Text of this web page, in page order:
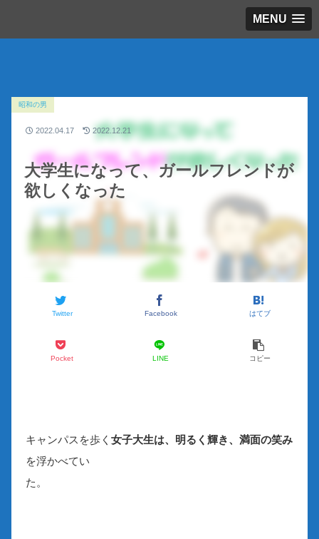
MENU
大学生になって、ガールフレンドが
欲しくなった
昭和の男
Twitter Facebook はてブ
Pocket LINE コピー
2022.04.17 2022.12.21
キャンパスを歩く 女子大生は、明るく輝き、満面の笑み
を浮かべてい
た。